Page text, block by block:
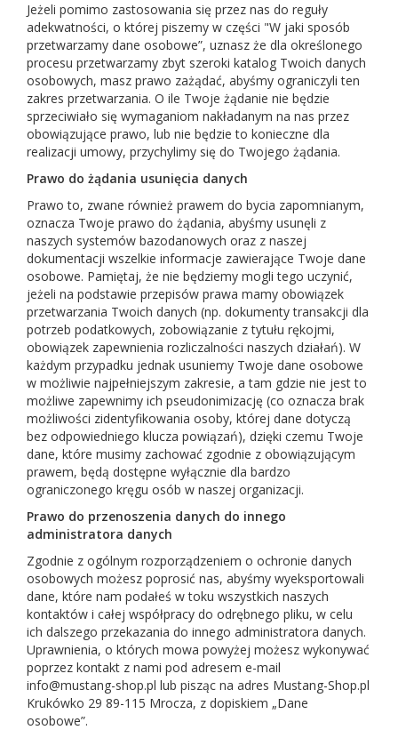
Jeżeli pomimo zastosowania się przez nas do reguły
adekwatności, o której piszemy w części "W jaki sposób
przetwarzamy dane osobowe”, uznasz że dla określonego
procesu przetwarzamy zbyt szeroki katalog Twoich danych
osobowych, masz prawo zażądać, abyśmy ograniczyli ten
zakres przetwarzania. O ile Twoje żądanie nie będzie
sprzeciwiało się wymaganiom nakładanym na nas przez
obowiązujące prawo, lub nie będzie to konieczne dla
realizacji umowy, przychylimy się do Twojego żądania.
Prawo do żądania usunięcia danych
Prawo to, zwane również prawem do bycia zapomnianym,
oznacza Twoje prawo do żądania, abyśmy usunęli z
naszych systemów bazodanowych oraz z naszej
dokumentacji wszelkie informacje zawierające Twoje dane
osobowe. Pamiętaj, że nie będziemy mogli tego uczynić,
jeżeli na podstawie przepisów prawa mamy obowiązek
przetwarzania Twoich danych (np. dokumenty transakcji dla
potrzeb podatkowych, zobowiązanie z tytułu rękojmi,
obowiązek zapewnienia rozliczalności naszych działań). W
każdym przypadku jednak usuniemy Twoje dane osobowe
w możliwie najpełniejszym zakresie, a tam gdzie nie jest to
możliwe zapewnimy ich pseudonimizację (co oznacza brak
możliwości zidentyfikowania osoby, której dane dotyczą
bez odpowiedniego klucza powiązań), dzięki czemu Twoje
dane, które musimy zachować zgodnie z obowiązującym
prawem, będą dostępne wyłącznie dla bardzo
ograniczonego kręgu osób w naszej organizacji.
Prawo do przenoszenia danych do innego
administratora danych
Zgodnie z ogólnym rozporządzeniem o ochronie danych
osobowych możesz poprosić nas, abyśmy wyeksportowali
dane, które nam podałeś w toku wszystkich naszych
kontaktów i całej współpracy do odrębnego pliku, w celu
ich dalszego przekazania do innego administratora danych.
Uprawnienia, o których mowa powyżej możesz wykonywać
poprzez kontakt z nami pod adresem e-mail
info@mustang-shop.pl lub pisząc na adres Mustang-Shop.pl
Krukówko 29 89-115 Mrocza, z dopiskiem „Dane
osobowe”.